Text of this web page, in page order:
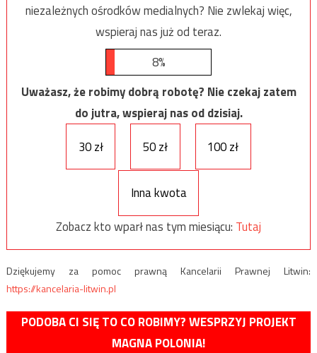
niezależnych ośrodków medialnych? Nie zwlekaj więc,
wspieraj nas już od teraz.
8%
Uważasz, że robimy dobrą robotę? Nie czekaj zatem
do jutra, wspieraj nas od dzisiaj.
30 zł
50 zł 100 zł
Inna kwota
Zobacz kto wparł nas tym miesiącu: Tutaj
Dziękujemy za pomoc prawną Kancelarii Prawnej Litwin:
https://kancelaria-litwin.pl
PODOBA CI SIĘ TO CO ROBIMY? WESPRZYJ PROJEKT
MAGNA POLONIA!